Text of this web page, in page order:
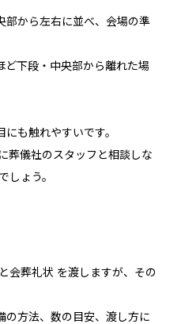
部から左右に並べ、会場の準
ど下段・中央部から離れた場
も触れやすいです。
葬儀社のスタッフと相談しな
しょう。
会葬礼状 を渡しますが、その
の方法、数の目安、渡し方に